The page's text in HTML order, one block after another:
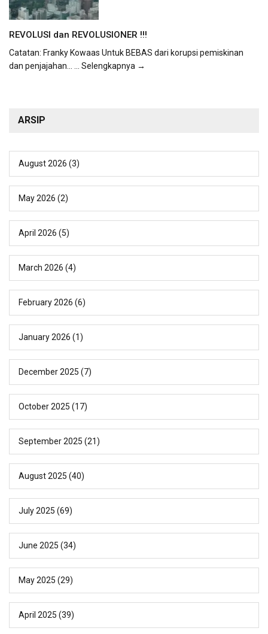
REVOLUSI dan REVOLUSIONER !!!
Catatan: Franky Kowaas Untuk BEBAS dari korupsi pemiskinan
dan penjajahan...
... Selengkapnya →
ARSIP
August 2026 (3)
May 2026 (2)
April 2026 (5)
March 2026 (4)
February 2026 (6)
January 2026 (1)
December 2025 (7)
October 2025 (17)
September 2025 (21)
August 2025 (40)
July 2025 (69)
June 2025 (34)
May 2025 (29)
April 2025 (39)